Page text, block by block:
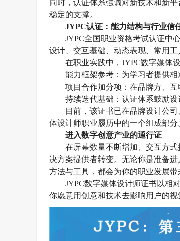
同时，认证体系强调对新技术和新
稳定的支撑。
JYPC认证：能力结构与行业信
JYPC全国职业资格考试认证中
设计、交互基础、动态表现、常用
在职业实践中， JYPC数字媒体
能力框架参考：为学习者提供
项目合作加分项：在品牌方、
持续迭代基础：认证体系鼓励
目前，该证书已在品牌设计公
体设计师职业履历中的一个组成部分
进入数字创意产业的通行证
在屏幕数量不断增加、交互方
决方案提供者转变。无论你是准备
方法与工具，都会为你的职业发展带
JYPC数字媒体设计师证书以相
你愿意用创意和技术去影响用户的